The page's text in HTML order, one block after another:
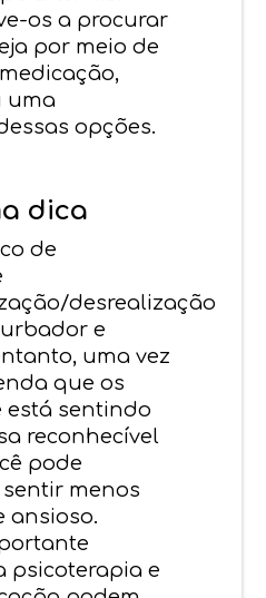
os a procurar
por meio de
uma
opções.
dica
de
desrealização
e
uma vez
que os
está sentindo
reconhecível
pode
menos
ansioso.
psicoterapia e